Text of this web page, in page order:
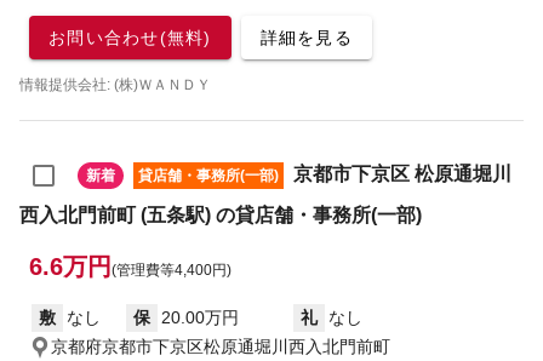
お問い合わせ(無料) 詳細を見る
情報提供会社: (株)ＷＡＮＤＹ
新着 貸店舗・事務所(一部)
京都市下京区 松原通堀川
西入北門前町 (五条駅) の貸店舗・事務所(一部)
6.6万円 (管理費等4,400円)
敷 なし 保 20.00万円 礼
なし
京都府京都市下京区松原通堀川西入北門前町